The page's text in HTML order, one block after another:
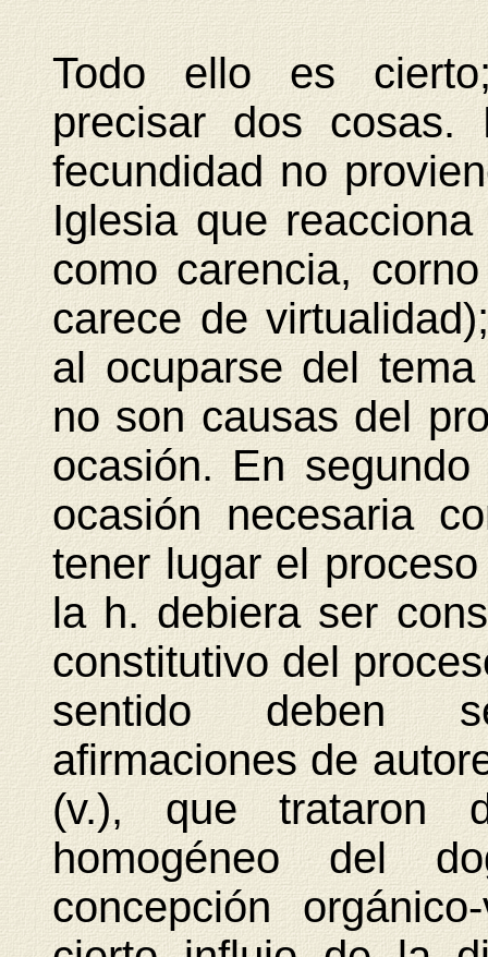
Todo ello es
precisar dos
fecundidad no
Iglesia que
como carencia,
carece de
al ocuparse del
no son causas del
ocasión. En
ocasión necesaria
tener lugar el
la h. debiera ser
constitutivo del
sentido deben
afirmaciones de
(v.), que trataron
homogéneo del
concepción